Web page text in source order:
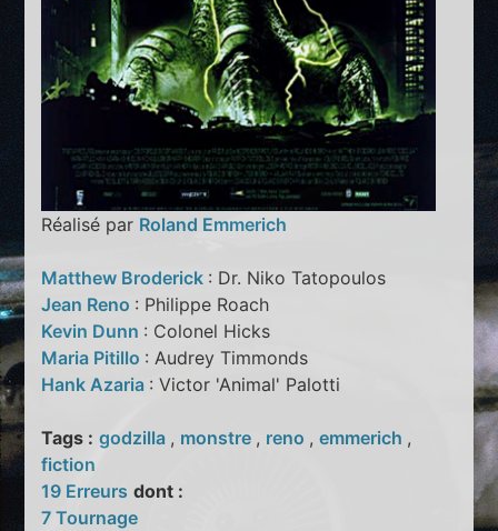
Réalisé par Roland Emmerich
Matthew Broderick : Dr. Niko Tatopoulos
Jean Reno : Philippe Roach
Kevin Dunn : Colonel Hicks
Maria Pitillo : Audrey Timmonds
Hank Azaria : Victor 'Animal' Palotti
Tags : godzilla , monstre , reno ,emmerich ,
fiction
19 Erreurs dont :
7 Tournage